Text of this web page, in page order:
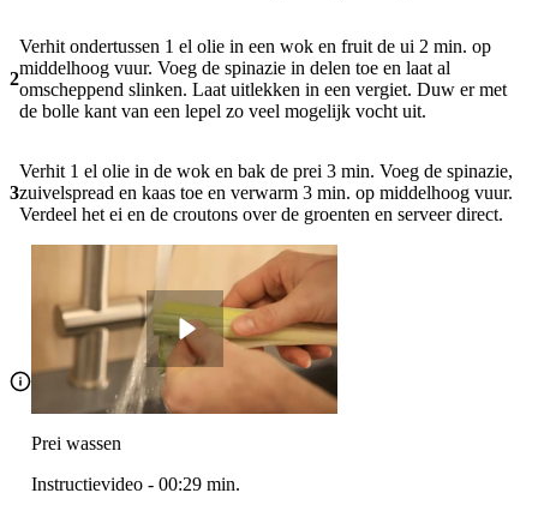
2
Verhit ondertussen 1 el olie in een wok en fruit de ui 2 min. op
middelhoog vuur. Voeg de spinazie in delen toe en laat al
omscheppend slinken. Laat uitlekken in een vergiet. Duw er met
de bolle kant van een lepel zo veel mogelijk vocht uit.
3
Verhit 1 el olie in de wok en bak de prei 3 min. Voeg de spinazie,
zuivelspread en kaas toe en verwarm 3 min. op middelhoog vuur.
Verdeel het ei en de croutons over de groenten en serveer direct.
Prei wassen
Instructievideo - 00:29 min.